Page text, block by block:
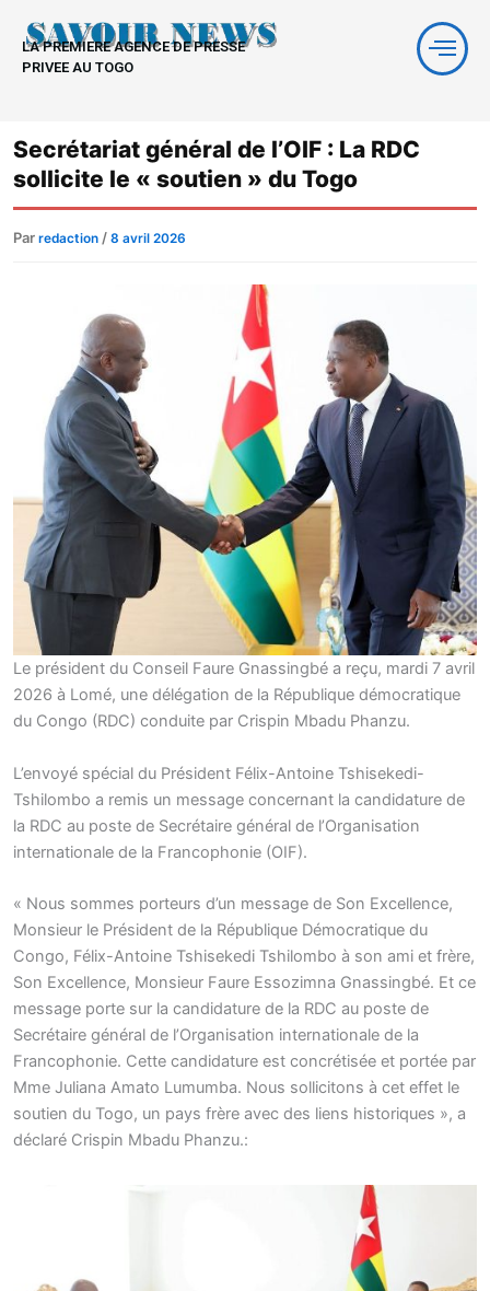
contenu
LA PREMIERE AGENCE DE PRESSE
PRIVEE AU TOGO
Secrétariat général de l’OIF : La RDC
sollicite le « soutien » du Togo
Par redaction / 8 avril 2026
Le président du Conseil Faure Gnassingbé a reçu, mardi 7 avril
2026 à Lomé, une délégation de la République démocratique
du Congo (RDC) conduite par Crispin Mbadu Phanzu.
L’envoyé spécial du Président Félix-Antoine Tshisekedi-
Tshilombo a remis un message concernant la candidature de
la RDC au poste de Secrétaire général de l’Organisation
internationale de la Francophonie (OIF).
« Nous sommes porteurs d’un message de Son Excellence,
Monsieur le Président de la République Démocratique du
Congo, Félix-Antoine Tshisekedi Tshilombo à son ami et frère,
Son Excellence, Monsieur Faure Essozimna Gnassingbé. Et ce
message porte sur la candidature de la RDC au poste de
Secrétaire général de l’Organisation internationale de la
Francophonie. Cette candidature est concrétisée et portée par
Mme Juliana Amato Lumumba. Nous sollicitons à cet effet le
soutien du Togo, un pays frère avec des liens historiques », a
déclaré Crispin Mbadu Phanzu.: